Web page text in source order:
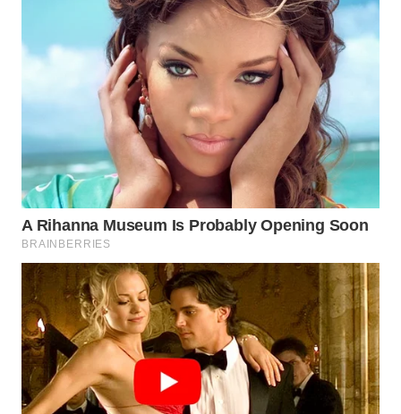
WAHANA
OTOMOTIF
WAHANA
HEALTH
WAHANA
WISATA
LAPAK
WAHANA
Wahana